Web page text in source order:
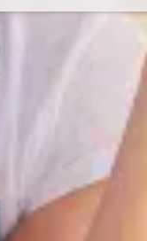
WM
Anfragen
Apps-Bingo
One-Night Stand?
Getränkewahl über dich verrät